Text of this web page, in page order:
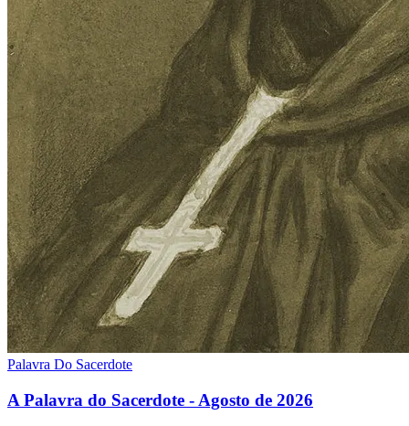
Palavra Do Sacerdote
A Palavra do Sacerdote - Agosto de 2026